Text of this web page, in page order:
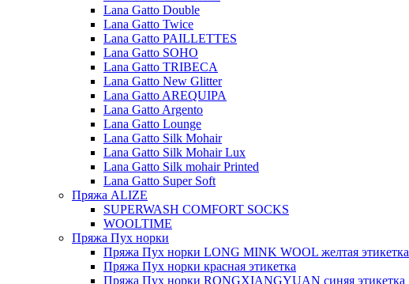
Lana Gatto Double
Lana Gatto Twice
Lana Gatto PAILLETTES
Lana Gatto SOHO
Lana Gatto TRIBECA
Lana Gatto New Glitter
Lana Gatto AREQUIPA
Lana Gatto Argento
Lana Gatto Lounge
Lana Gatto Silk Mohair
Lana Gatto Silk Mohair Lux
Lana Gatto Silk mohair Printed
Lana Gatto Super Soft
Пряжа ALIZE
SUPERWASH COMFORT SOCKS
WOOLTIME
Пряжа Пух норки
Пряжа Пух норки LONG MINK WOOL желтая этикетка
Пряжа Пух норки красная этикетка
Пряжа Пух норки RONGXIANGYUAN синяя этикетка